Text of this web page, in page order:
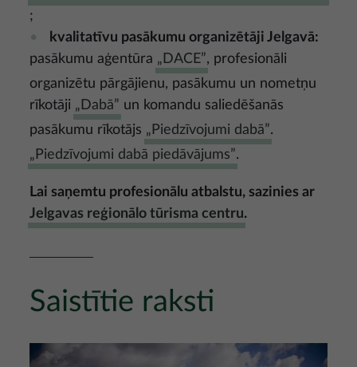
;
kvalitatīvu pasākumu organizētāji Jelgavā:
pasākumu aģentūra „DACE”, profesionāli
organizētu pārgājienu, pasākumu un nometņu
rīkotāji „Dabā” un komandu saliedēšanās
pasākumu rīkotājs „Piedzīvojumi dabā”.
„Piedzīvojumi dabā piedāvājums”.
Lai saņemtu profesionālu atbalstu, sazinies ar
Jelgavas reģionālo tūrisma centru.
Saistītie raksti
Attēls